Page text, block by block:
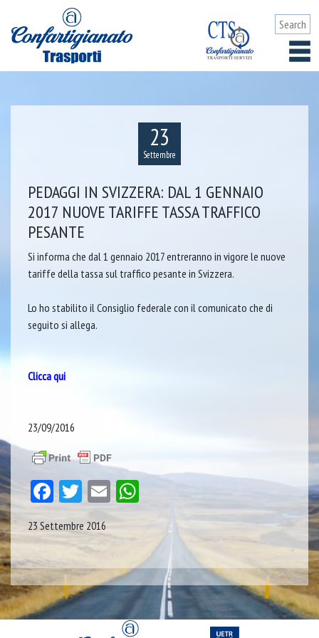
23
Settembre
PEDAGGI IN SVIZZERA: DAL 1 GENNAIO
2017 NUOVE TARIFFE TASSA TRAFFICO
PESANTE
Si informa che dal 1 gennaio 2017 entreranno in vigore le nuove
tariffe della tassa sul traffico pesante in Svizzera.
Lo ho stabilito il Consiglio federale con il comunicato che di
seguito si allega.
Clicca qui
23/09/2016
Facebook
Twitter
Email
23 Settembre 2016